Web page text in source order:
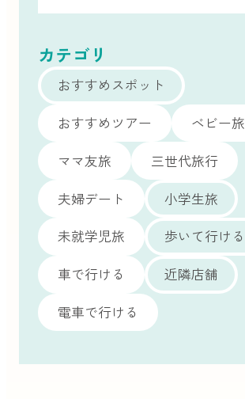
カテゴリ
おすすめスポット
おすすめツアー
ベビー旅
ママ友旅
三世代旅行
夫婦デート
小学生旅
未就学児旅
歩いて行ける
車で行ける
近隣店舗
電車で行ける